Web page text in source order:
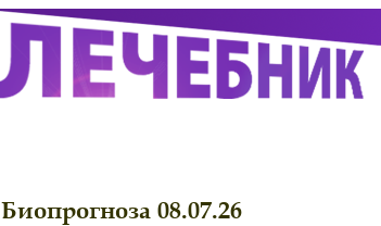
Биопрогноза 08.07.26